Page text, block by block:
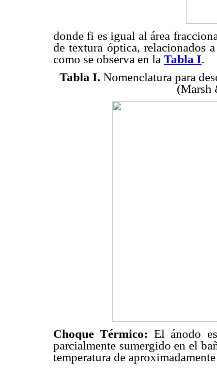
donde fi es igual al área
de textura óptica, relacionados
como se observa en la Tabla I.
Tabla I. Nomenclatura para
(Marsh
Choque Térmico: El ánodo
parcialmente sumergido en el
temperatura de